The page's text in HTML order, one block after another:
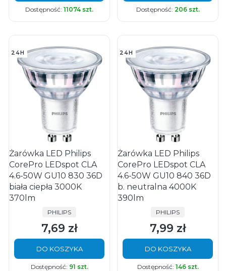
Dostępność: 11074 szt. Dostępność: 206 szt.
24H
Żarówka LED Philips
CorePro LEDspot CLA
4.6-50W GU10 830 36D
biała ciepła 3000K
370lm
PRODUCENT
PHILIPS
Cena
7,69 zł
DO KOSZYKA
Dostępność: 91 szt.
24H
Żarówka LED Philips
CorePro LEDspot CLA
4.6-50W GU10 840 36D
b. neutralna 4000K
390lm
PRODUCENT
PHILIPS
Cena
7,99 zł
DO KOSZYKA
Dostępność: 146 szt.